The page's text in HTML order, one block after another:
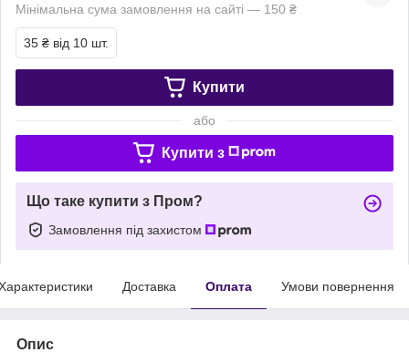
Мінімальна сума замовлення на сайті — 150 ₴
35 ₴ від 10 шт.
Купити
або
Купити з
Що таке купити з Пром?
Замовлення під захистом
Доставка Оплата Умови повернення
Опис